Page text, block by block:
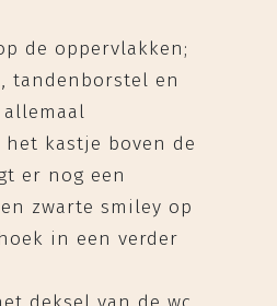
de oppervlakken;
tandenborstel en
kastje boven de
er nog een
zwarte smiley op
in een verder